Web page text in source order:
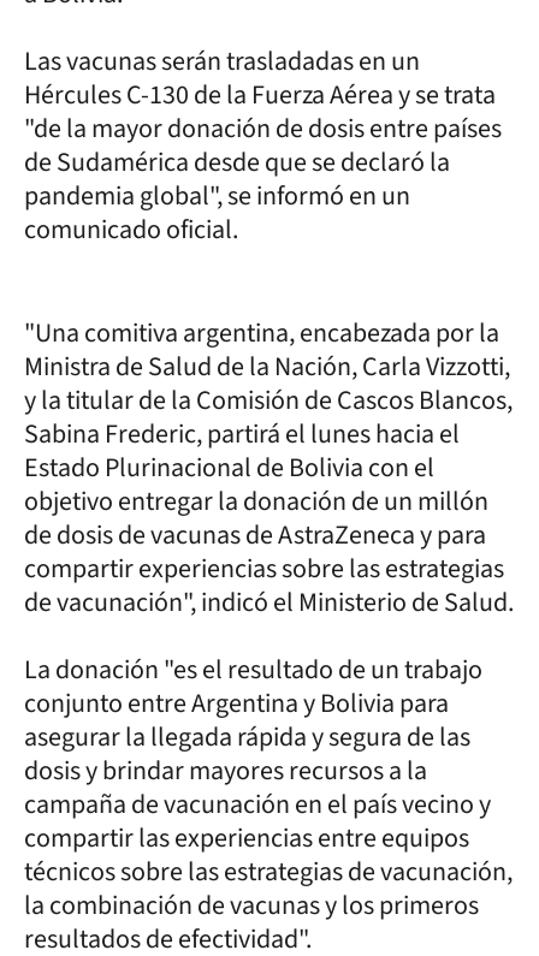
Las vacunas serán trasladadas en un
Hércules C-130 de la Fuerza Aérea y se trata
"de la mayor donación de dosis entre países
de Sudamérica desde que se declaró la
pandemia global", se informó en un
comunicado oficial.
"Una comitiva argentina, encabezada por la
Ministra de Salud de la Nación, Carla Vizzotti,
y la titular de la Comisión de Cascos Blancos,
Sabina Frederic, partirá el lunes hacia el
Estado Plurinacional de Bolivia con el
objetivo entregar la donación de un millón
de dosis de vacunas de AstraZeneca y para
compartir experiencias sobre las estrategias
de vacunación", indicó el Ministerio de Salud.
La donación "es el resultado de un trabajo
conjunto entre Argentina y Bolivia para
asegurar la llegada rápida y segura de las
dosis y brindar mayores recursos a la
campaña de vacunación en el país vecino y
compartir las experiencias entre equipos
técnicos sobre las estrategias de vacunación,
la combinación de vacunas y los primeros
resultados de efectividad".